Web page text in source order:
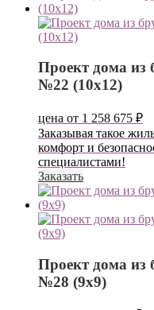
Проект дома из
№22 (10х12)
цена от 1 258 675 ₽
Заказывая такое
комфорт и
специалистами!
Заказать
Проект дома из
№28 (9х9)